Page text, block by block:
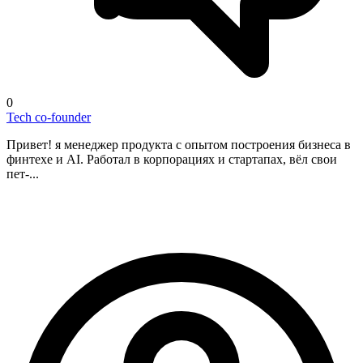
0
Tech co-founder
Привет! я менеджер продукта с опытом построения бизнеса в
финтехе и AI. Работал в корпорациях и стартапах, вёл свои
пет-...